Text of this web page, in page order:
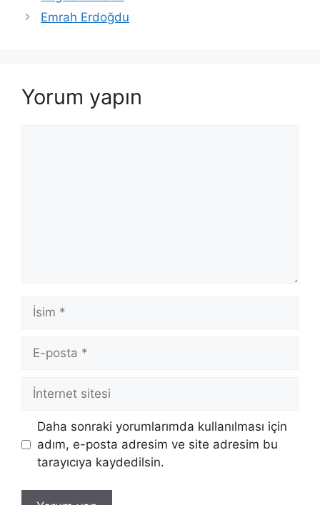
Emrah Erdoğdu
Yorum yapın
İsim
posta
İnternet
Daha sonraki yorumlarımda kullanılması için
adım, e-posta adresim ve site adresim bu
tarayıcıya kaydedilsin.